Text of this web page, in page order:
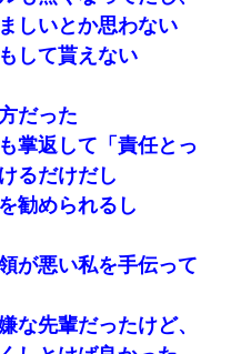
しいとか思わない
して貰えない
だった
掌返して「責任とっ
るだけだし
勧められるし
が悪い私を手伝って
な先輩だったけど、